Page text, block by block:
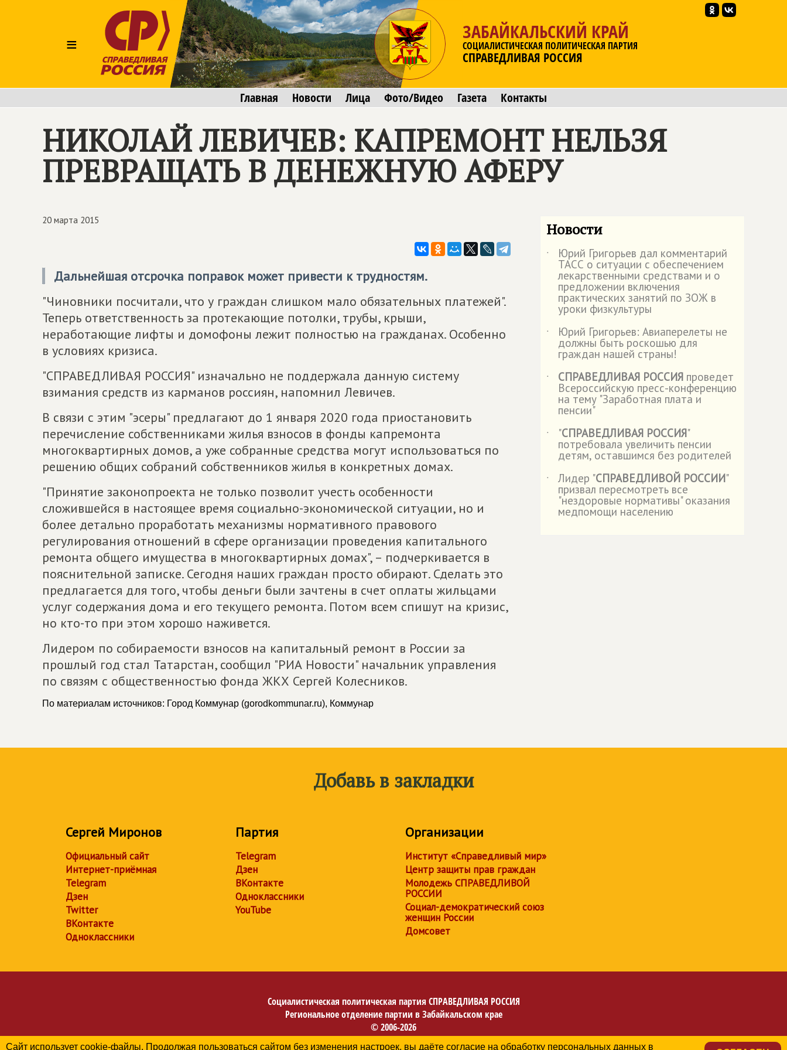
≡
ЗАБАЙКАЛЬСКИЙ КРАЙ
СОЦИАЛИСТИЧЕСКАЯ ПОЛИТИЧЕСКАЯ ПАРТИЯ
СПРАВЕДЛИВАЯ РОССИЯ
Главная Новости Лица Фото/Видео Газета Контакты
НИКОЛАЙ ЛЕВИЧЕВ: КАПРЕМОНТ НЕЛЬЗЯ
ПРЕВРАЩАТЬ В ДЕНЕЖНУЮ АФЕРУ
20 марта 2015
Дальнейшая отсрочка поправок может привести к трудностям.
"Чиновники посчитали, что у граждан слишком мало обязательных платежей".
Теперь ответственность за протекающие потолки, трубы, крыши,
неработающие лифты и домофоны лежит полностью на гражданах. Особенно
в условиях кризиса.
"СПРАВЕДЛИВАЯ РОССИЯ" изначально не поддержала данную систему
взимания средств из карманов россиян, напомнил Левичев.
В связи с этим "эсеры" предлагают до 1 января 2020 года приостановить
перечисление собственниками жилья взносов в фонды капремонта
многоквартирных домов, а уже собранные средства могут использоваться по
решению общих собраний собственников жилья в конкретных домах.
"Принятие законопроекта не только позволит учесть особенности
сложившейся в настоящее время социально-экономической ситуации, но и
более детально проработать механизмы нормативного правового
регулирования отношений в сфере организации проведения капитального
ремонта общего имущества в многоквартирных домах", – подчеркивается в
пояснительной записке. Сегодня наших граждан просто обирают. Сделать это
предлагается для того, чтобы деньги были зачтены в счет оплаты жильцами
услуг содержания дома и его текущего ремонта. Потом всем спишут на кризис,
но кто-то при этом хорошо наживется.
Лидером по собираемости взносов на капитальный ремонт в России за
прошлый год стал Татарстан, сообщил "РИА Новости" начальник управления
по связям с общественностью фонда ЖКХ Сергей Колесников.
По материалам источников: Город Коммунар (gorodkommunar.ru), Коммунар
Новости
˙ Юрий Григорьев дал комментарий
ТАСС о ситуации с обеспечением
лекарственными средствами и о
предложении включения
практических занятий по ЗОЖ в
уроки физкультуры
˙
Юрий Григорьев: Авиаперелеты не
должны быть роскошью для
граждан нашей страны!
˙
СПРАВЕДЛИВАЯ РОССИЯ проведет
Всероссийскую пресс-конференцию
на тему "Заработная плата и
пенсии"
˙
"СПРАВЕДЛИВАЯ РОССИЯ"
потребовала увеличить пенсии
детям, оставшимся без родителей
˙
Лидер "СПРАВЕДЛИВОЙ РОССИИ"
призвал пересмотреть все
"нездоровые нормативы" оказания
медпомощи населению
Добавь в закладки
Сергей Миронов
Официальный сайт
Интернет-приёмная
Telegram
Дзен
Twitter
ВКонтакте
Одноклассники
Партия
Telegram
Дзен
ВКонтакте
Одноклассники
YouTube
Организации
Институт «Справедливый мир»
Центр защиты прав граждан
Молодежь СПРАВЕДЛИВОЙ
РОССИИ
Социал-демократический союз
женщин России
Домсовет
Социалистическая политическая партия СПРАВЕДЛИВАЯ РОССИЯ
Региональное отделение партии в Забайкальском крае
© 2006-2026
Политика в отношении обработки персональных данных
Сайт использует cookie-файлы. Продолжая пользоваться сайтом без изменения настроек, вы даёте согласие на обработку персональных данных в